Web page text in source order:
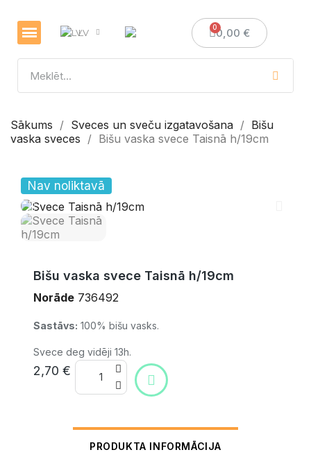
LV 0,00 €
Sākums Sveces un sveču izgatavošana
Bišu
vaska sveces
Bišu vaska svece Taisnā h/19cm
Nav noliktavā
Bišu vaska svece Taisnā h/19cm
Norāde 736492
Sastāvs: 100% bišu vasks.
Svece deg vidēji 13h.
2,70 €
PRODUKTA INFORMĀCIJA